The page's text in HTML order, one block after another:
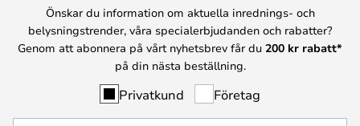
Önskar du information om aktuella inrednings- och
belysningstrender, våra specialerbjudanden och rabatter?
Genom att abonnera på vårt nyhetsbrev får du 200 kr rabatt*
på din nästa beställning.
Privatkund Företag